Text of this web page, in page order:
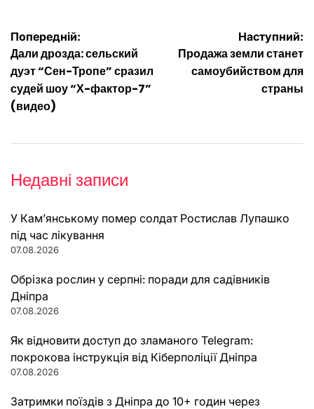
Навігація
записів
Попередній:
Дали дрозда: сельский
дуэт “Сен-Тропе” сразил
судей шоу “Х-фактор-7”
(видео)
Наступний:
Продажа земли станет
самоубийством для
страны
Недавні записи
У Кам’янському помер солдат Ростислав Лупашко
під час лікування
07.08.2026
Обрізка рослин у серпні: поради для садівників
Дніпра
07.08.2026
Як відновити доступ до зламаного Telegram:
покрокова інструкція від Кіберполіції Дніпра
07.08.2026
Затримки поїздів з Дніпра до 10+ годин через